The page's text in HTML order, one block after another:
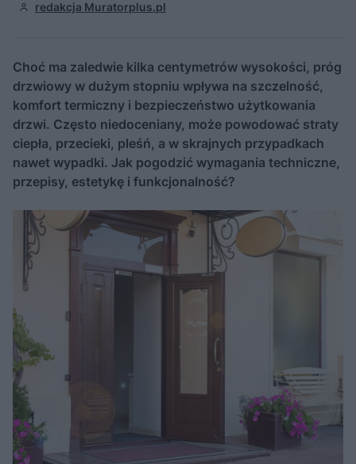
redakcja Muratorplus.pl
Choć ma zaledwie kilka centymetrów wysokości, próg
drzwiowy w dużym stopniu wpływa na szczelność,
komfort termiczny i bezpieczeństwo użytkowania
drzwi. Często niedoceniany, może powodować straty
ciepła, przecieki, pleśń, a w skrajnych przypadkach
nawet wypadki. Jak pogodzić wymagania techniczne,
przepisy, estetykę i funkcjonalność?